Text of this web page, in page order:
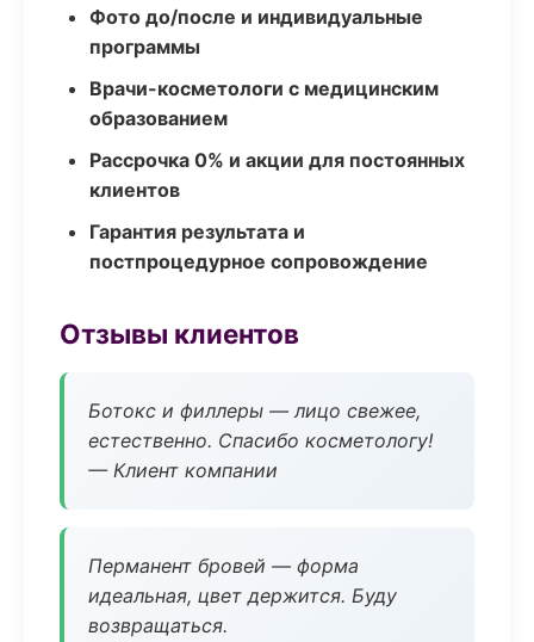
Фото до/после и индивидуальные
программы
Врачи-косметологи с медицинским
образованием
Рассрочка 0% и акции для постоянных
клиентов
Гарантия результата и
постпроцедурное сопровождение
Отзывы клиентов
Ботокс и филлеры — лицо свежее,
естественно. Спасибо косметологу!
— Клиент компании
Перманент бровей — форма
идеальная, цвет держится. Буду
возвращаться.